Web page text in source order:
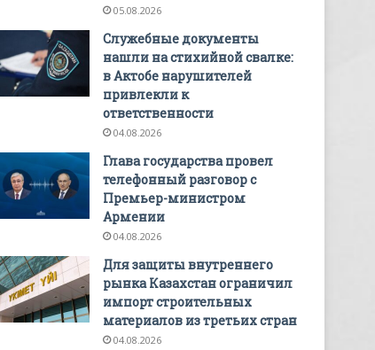
05.08.2026
Служебные документы
нашли на стихийной свалке:
в Актобе нарушителей
привлекли к
ответственности
04.08.2026
Глава государства провел
телефонный разговор с
Премьер-министром
Армении
04.08.2026
Для защиты внутреннего
рынка Казахстан ограничил
импорт строительных
материалов из третьих стран
04.08.2026